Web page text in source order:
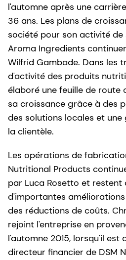
l'automne après une
36 ans. Les plans de
société pour son activité de
Aroma Ingredients
Wilfrid Gambade. Dans les
d'activité des produits
élaboré une feuille de route
sa croissance grâce à des
des solutions locales et
la clientèle.
Les opérations de
Nutritional Products
par Luca Rosetto et restent
d'importantes
des réductions de coûts.
rejoint l'entreprise en
l'automne 2015, lorsqu'il est
directeur financier de DSM